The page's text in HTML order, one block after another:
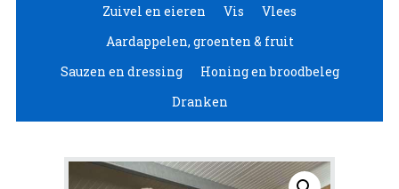
Zuivel en eieren
Vis
Vlees
Aardappelen, groenten & fruit
Sauzen en dressing
Honing en broodbeleg
Dranken